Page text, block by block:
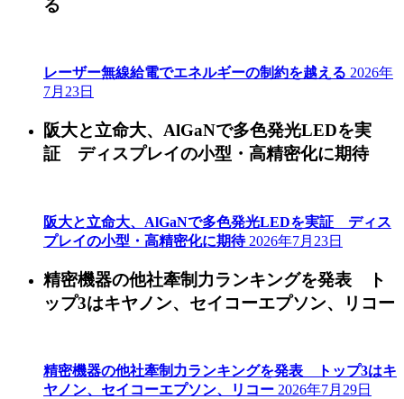
る
レーザー無線給電でエネルギーの制約を越える 2026年
7月23日
阪大と立命大、AlGaNで多色発光LEDを実
証 ディスプレイの小型・高精密化に期待
阪大と立命大、AlGaNで多色発光LEDを実証 ディス
プレイの小型・高精密化に期待 2026年7月23日
精密機器の他社牽制力ランキングを発表 ト
ップ3はキヤノン、セイコーエプソン、リコー
精密機器の他社牽制力ランキングを発表 トップ3はキ
ヤノン、セイコーエプソン、リコー 2026年7月29日